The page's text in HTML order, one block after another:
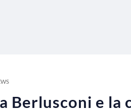
Berlusconi e la